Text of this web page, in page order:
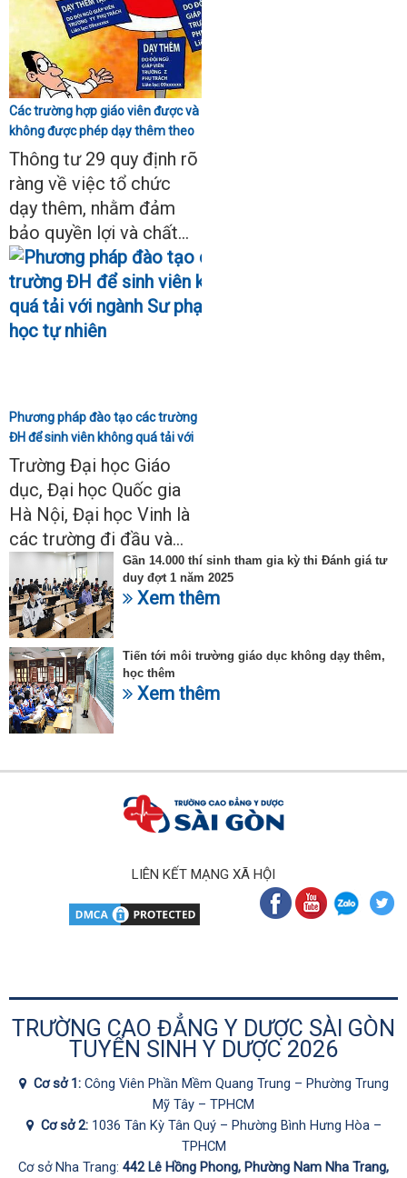
Các trường hợp giáo viên được và
không được phép dạy thêm theo
Thông tư 29
Thông tư 29 quy định rõ
ràng về việc tổ chức
dạy thêm, nhằm đảm
bảo quyền lợi và chất...
Phương pháp đào tạo các trường
ĐH để sinh viên không quá tải với
ngành Sư phạm Khoa học tự
nhiên
Trường Đại học Giáo
dục, Đại học Quốc gia
Hà Nội, Đại học Vinh là
các trường đi đầu và...
Gần 14.000 thí sinh tham gia kỳ thi Đánh giá tư
duy đợt 1 năm 2025
Xem thêm
Tiến tới môi trường giáo dục không dạy thêm,
học thêm
Xem thêm
LIÊN KẾT MẠNG XÃ HỘI
TRƯỜNG CAO ĐẲNG Y DƯỢC SÀI GÒN
TUYỂN SINH Y DƯỢC 2026
Cơ sở 1: Công Viên Phần Mềm Quang Trung – Phường Trung
Mỹ Tây – TPHCM
Cơ sở 2: 1036 Tân Kỳ Tân Quý – Phường Bình Hưng Hòa –
TPHCM
Cơ sở Nha Trang: 442 Lê Hồng Phong, Phường Nam Nha Trang,